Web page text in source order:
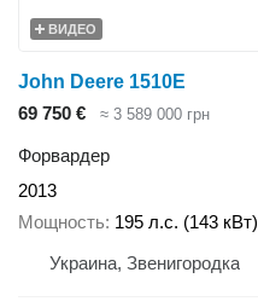
ВИДЕО
John Deere 1510E
69 750 €
≈ 3 589 000 грн
Форвардер
2013
Мощность 195 л.с. (143 кВт)
Украина, Звенигородка